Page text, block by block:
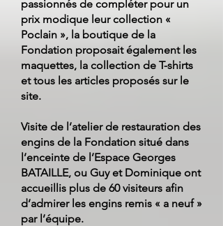
passionnés de compléter pour un
prix modique leur collection «
Poclain », la boutique de la
Fondation proposait également les
maquettes, la collection de T-shirts
et tous les articles proposés sur le
site.
Visite de l’atelier de restauration des
engins de la Fondation situé dans
l’enceinte de l’Espace Georges
BATAILLE, ou Guy et Dominique ont
accueillis plus de 60 visiteurs afin
d’admirer les engins remis « a neuf »
par l’équipe.